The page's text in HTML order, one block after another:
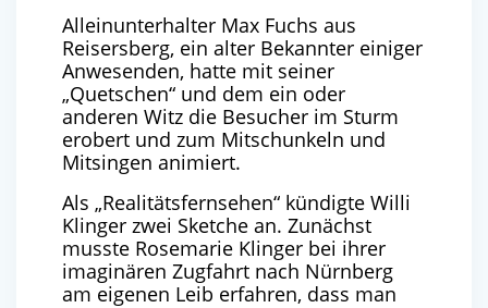
Alleinunterhalter Max Fuchs aus
Reisersberg, ein alter Bekannter einiger
Anwesenden, hatte mit seiner
„Quetschen“ und dem ein oder
anderen Witz die Besucher im Sturm
erobert und zum Mitschunkeln und
Mitsingen animiert.
Als „Realitätsfernsehen“ kündigte Willi
Klinger zwei Sketche an. Zunächst
musste Rosemarie Klinger bei ihrer
imaginären Zugfahrt nach Nürnberg
am eigenen Leib erfahren, dass man